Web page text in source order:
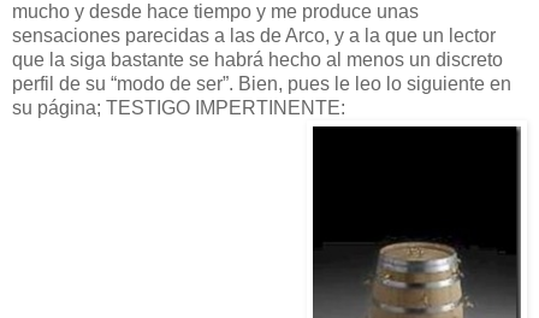
mucho y desde hace tiempo y me produce unas
sensaciones parecidas a las de Arco, y a la que un lector
que la siga bastante se habrá hecho al menos un discreto
perfil de su “modo de ser”. Bien, pues le leo lo siguiente en
su página; TESTIGO IMPERTINENTE: